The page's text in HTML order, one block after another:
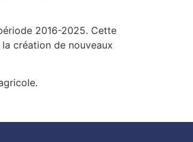
2016-2025. Cette
création de nouveaux